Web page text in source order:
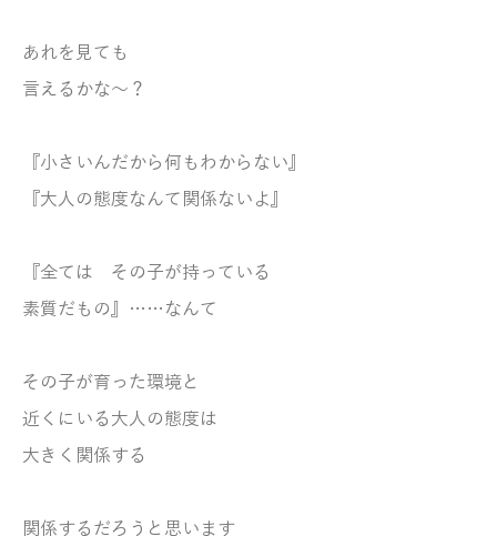
あれを見ても
言えるかな～？
『小さいんだから 何もわからない』
『大人の態度なんて 関係ないよ』
『全ては その子が持っている
素質だもの』
……なんて
その子が育った環境と
近くにいる大人の態度は
大きく関係する
関係するだろうと思います